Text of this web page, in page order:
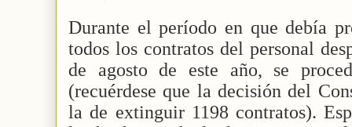
Durante el período en que debía
todos los contratos del personal
de agosto de este año, se
(recuérdese que la decisión del
la de extinguir 1198 contratos).